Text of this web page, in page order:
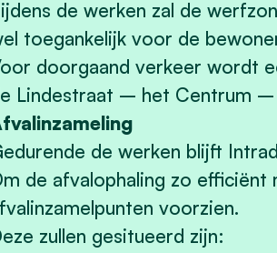
de werken zal de
toegankelijk voor de
doorgaand verkeer wordt
Lindestraat – het Centrum
de werken blijft
de afvalophaling zo
voorzien.
zullen gesitueerd zijn: